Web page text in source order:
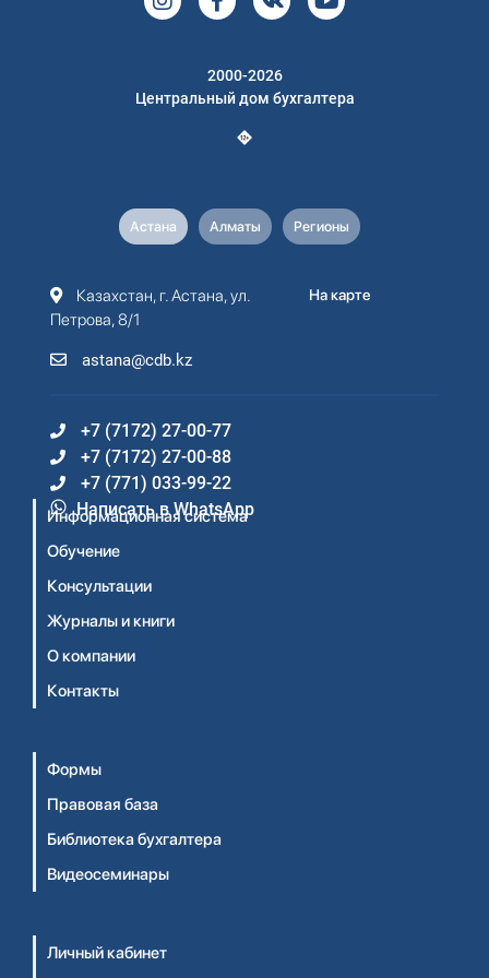
2000-2026
Центральный дом бухгалтера
Астана Алматы Регионы
Казахстан, г. Астана, ул.
Петрова, 8/1
astana@cdb.kz
На карте
+7 (7172) 27-00-77
+7 (7172) 27-00-88
+7 (771) 033-99-22
Написать в WhatsApp
Информационная система
Обучение
Консультации
Журналы и книги
О компании
Контакты
Формы
Правовая база
Библиотека бухгалтера
Видеосеминары
Личный кабинет